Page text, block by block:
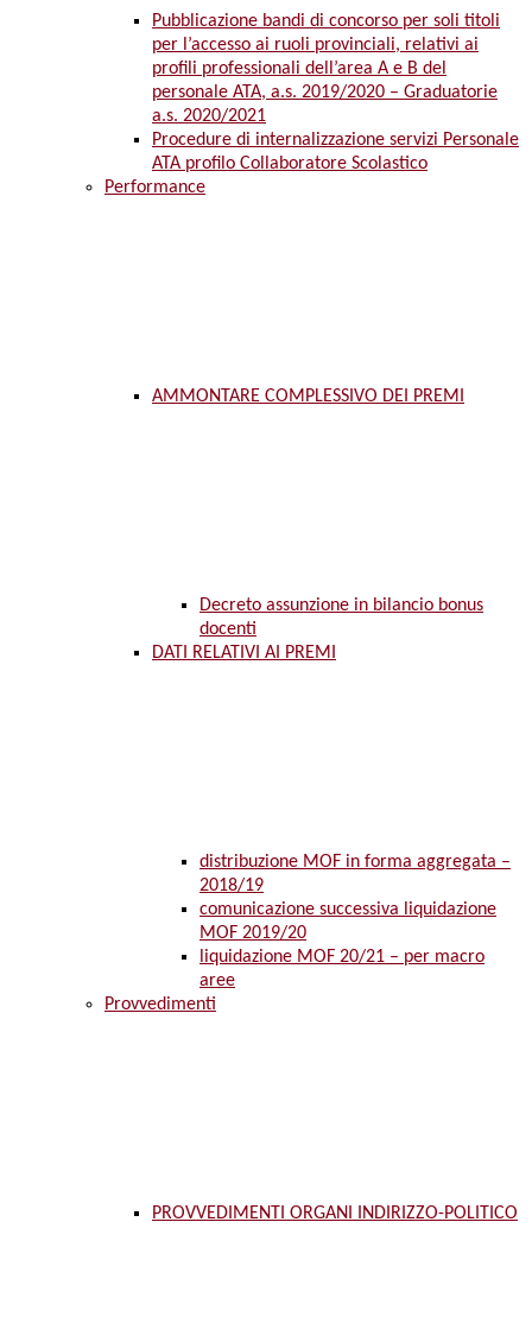
Pubblicazione bandi di concorso per soli titoli
per l’accesso ai ruoli provinciali, relativi ai
profili professionali dell’area A e B del
personale ATA, a.s. 2019/2020 – Graduatorie
a.s. 2020/2021
Procedure di internalizzazione servizi Personale
ATA profilo Collaboratore Scolastico
Performance
AMMONTARE COMPLESSIVO DEI PREMI
Decreto assunzione in bilancio bonus
docenti
DATI RELATIVI AI PREMI
distribuzione MOF in forma aggregata –
2018/19
comunicazione successiva liquidazione
MOF 2019/20
liquidazione MOF 20/21 – per macro
aree
Provvedimenti
PROVVEDIMENTI ORGANI INDIRIZZO-POLITICO